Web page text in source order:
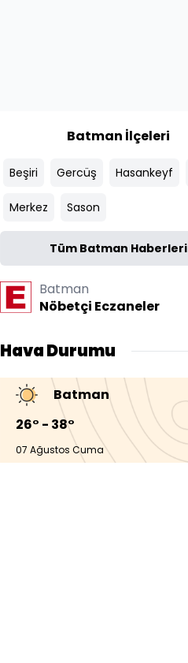
Batman İlçeleri
Beşiri Gercüş Hasankeyf
Merkez Sason
Tüm Batman Haberleri
Batman
Nöbetçi Eczaneler
Hava Durumu
Batman
26° - 38°
07 Ağustos Cuma